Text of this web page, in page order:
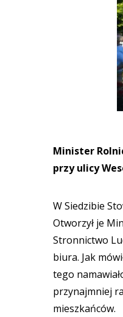
Minister
przy ulicy
W Siedzibie
Otworzył je
Stronnictwo
biura. Jak
tego
przynajmniej
mieszkańców.